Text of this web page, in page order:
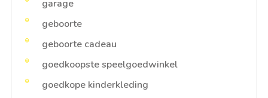
garage
geboorte
geboorte cadeau
goedkoopste speelgoedwinkel
goedkope kinderkleding